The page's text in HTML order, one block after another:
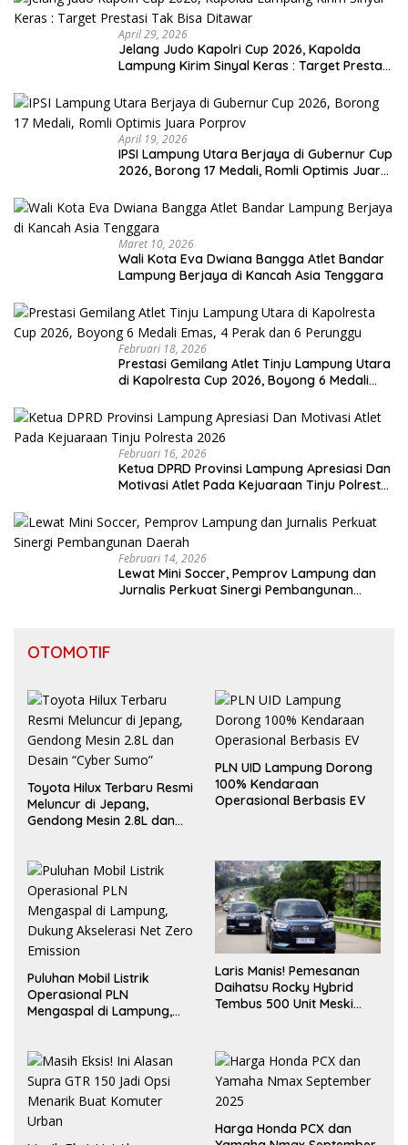
April 29, 2026
Jelang Judo Kapolri Cup 2026, Kapolda
Lampung Kirim Sinyal Keras : Target Prestasi
April 19, 2026
IPSI Lampung Utara Berjaya di Gubernur Cup
2026, Borong 17 Medali, Romli Optimis Juara
Maret 10, 2026
Wali Kota Eva Dwiana Bangga Atlet Bandar
Lampung Berjaya di Kancah Asia Tenggara
Februari 18, 2026
Prestasi Gemilang Atlet Tinju Lampung Utara
di Kapolresta Cup 2026, Boyong 6 Medali
Februari 16, 2026
Ketua DPRD Provinsi Lampung Apresiasi Dan
Motivasi Atlet Pada Kejuaraan Tinju Polresta
Februari 14, 2026
Lewat Mini Soccer, Pemprov Lampung dan
Jurnalis Perkuat Sinergi Pembangunan
OTOMOTIF
Toyota Hilux Terbaru Resmi
Meluncur di Jepang,
Gendong Mesin 2.8L dan
PLN UID Lampung Dorong
100% Kendaraan
Operasional Berbasis EV
Puluhan Mobil Listrik
Operasional PLN
Mengaspal di Lampung,
Laris Manis! Pemesanan
Daihatsu Rocky Hybrid
Tembus 500 Unit Meski
Harga Honda PCX dan